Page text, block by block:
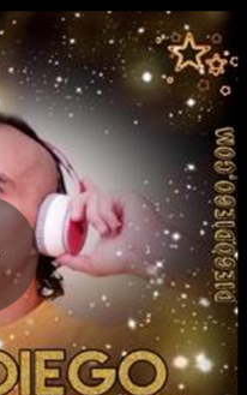
una Fiera
Es una Fiera
Espinas y Caricias
y Señor del Universo
Cama Quiero Amanecer
Mas Caliente Que el Sol
Enamorado